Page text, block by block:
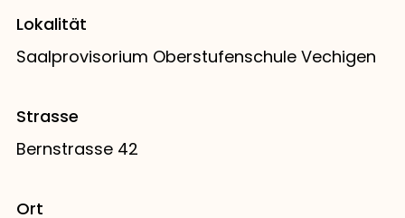
Lokalität
Saalprovisorium Oberstufenschule Vechigen
Strasse
Bernstrasse 42
Ort